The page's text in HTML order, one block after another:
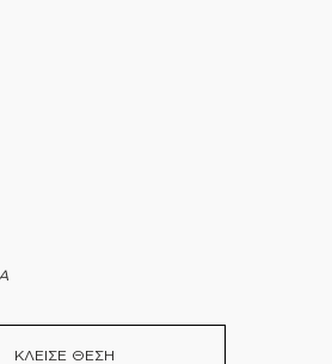
ΚΛΕΙΣΕ ΘΕΣΗ